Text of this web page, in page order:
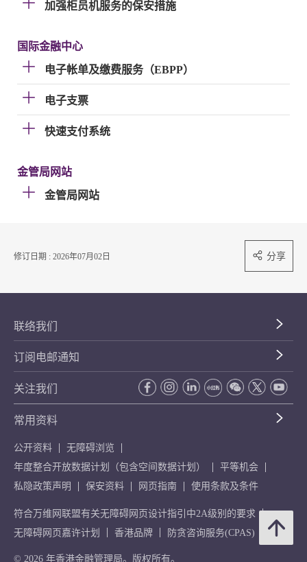
加强柜员机服务的保安措施
国际金融中心
电子帐单及缴费服务（EBPP）
电子支票
快速支付系统
金管局网站
金管局网站
修订日期 : 2026年07月02日 分享
联络我们
订阅电邮通知
关注我们
常用资料
公开资料
无障碍浏览
年度整合开放数据计划（包含空间数据计划）
平等机会
私隐政策声明
保安资料 网页指南 使用条款及条件
符合万维网联盟有关无障碍网页设计指引中2A级别的要求
无障碍网页嘉许计划
香港品牌 防贪咨询服务(CPAS)
© 2026 年香港金融管理局。版权所有。